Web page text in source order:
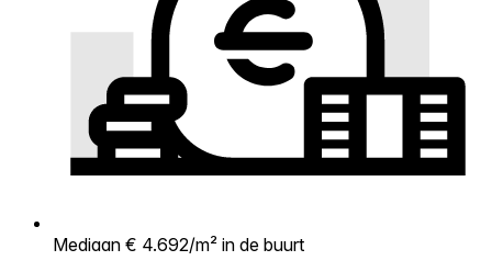
Mediaan € 4.692/m² in de buurt